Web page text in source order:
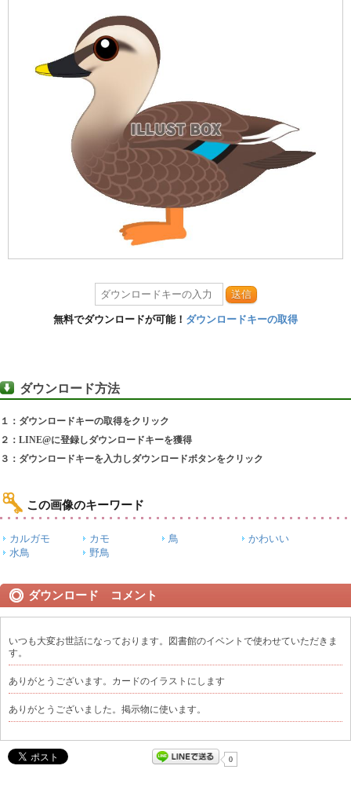
送信
無料でダウンロードが可能！ ダウンロードキーの取得
ダウンロード方法
１：ダウンロードキーの取得をクリック
２：LINE@に登録しダウンロードキーを獲得
３：ダウンロードキーを入力しダウンロードボタンをクリック
この画像のキーワード
カルガモ カモ 鳥
かわいい
水鳥
野鳥
ダウンロード コメント
いつも大変お世話になっております。図書館のイベントで使わせていただきま
す。
ありがとうございます。カードのイラストにします
ありがとうございました。掲示物に使います。
0